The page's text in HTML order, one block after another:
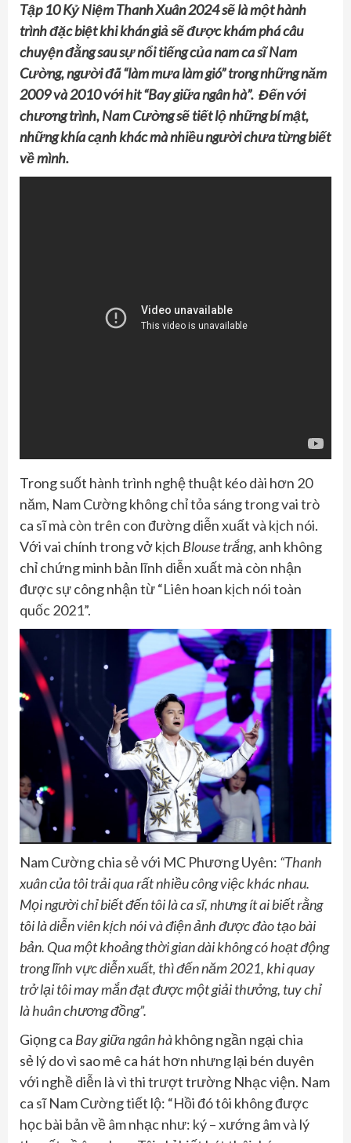
Tập 10 Kỷ Niệm Thanh Xuân 2024 sẽ là một hành
trình đặc biệt khi khán giả sẽ được khám phá câu
chuyện đằng sau sự nổi tiếng của nam ca sĩ Nam
Cường, người đã “làm mưa làm gió” trong những năm
2009 và 2010 với hit “Bay giữa ngân hà”. Đến với
chương trình, Nam Cường sẽ tiết lộ những bí mật,
những khía cạnhkhácmà nhiều người chưa từng biết
về mình.
Trong suốt hành trình nghệ thuật kéo dài hơn 20
năm, Nam Cường không chỉ tỏa sáng trong vai trò
ca sĩ mà còn trên con đường diễn xuất và kịch nói.
Với vai chính trong vở kịch Blouse trắng, anh không
chỉ chứng minh bản lĩnh diễn xuất mà còn nhận
được sự công nhận từ “Liên hoan kịch nói toàn
quốc 2021”.
Nam Cường chia sẻ với MC Phương Uyên: “Thanh
xuân của tôi trải qua rất nhiều công việc khác nhau.
Mọi người chỉ biết đến tôi là ca sĩ, nhưng ít ai biết rằng
tôi là diễn viên kịch nói và điện ảnh được đào tạo bài
bản. Qua một khoảng thời gian dài không có hoạt động
trong lĩnh vực diễn xuất, thì đến năm 2021, khi quay
trở lại tôi may mắn đạt được một giải thưởng, tuy chỉ
là huân chương đồng”.
Giọng ca Bay giữa ngân hàkhông ngần ngại chia
sẻ lý do vì sao mê ca hát hơn nhưng lại bén duyên
với nghề diễn là vì thi trượt trường Nhạc viện. Nam
ca sĩ Nam Cường tiết lộ: “Hồi đó tôi không được
học bài bản về âm nhạc như: ký – xướng âm và lý